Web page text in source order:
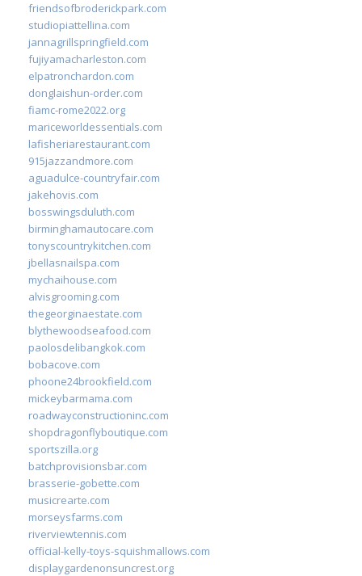
friendsofbroderickpark.com
studiopiattellina.com
jannagrillspringfield.com
fujiyamacharleston.com
elpatronchardon.com
donglaishun-order.com
fiamc-rome2022.org
mariceworldessentials.com
lafisheriarestaurant.com
915jazzandmore.com
aguadulce-countryfair.com
jakehovis.com
bosswingsduluth.com
birminghamautocare.com
tonyscountrykitchen.com
jbellasnailspa.com
mychaihouse.com
alvisgrooming.com
thegeorginaestate.com
blythewoodseafood.com
paolosdelibangkok.com
bobacove.com
phoone24brookfield.com
mickeybarmama.com
roadwayconstructioninc.com
shopdragonflyboutique.com
sportszilla.org
batchprovisionsbar.com
brasserie-gobette.com
musicrearte.com
morseysfarms.com
riverviewtennis.com
official-kelly-toys-squishmallows.com
displaygardenonsuncrest.org